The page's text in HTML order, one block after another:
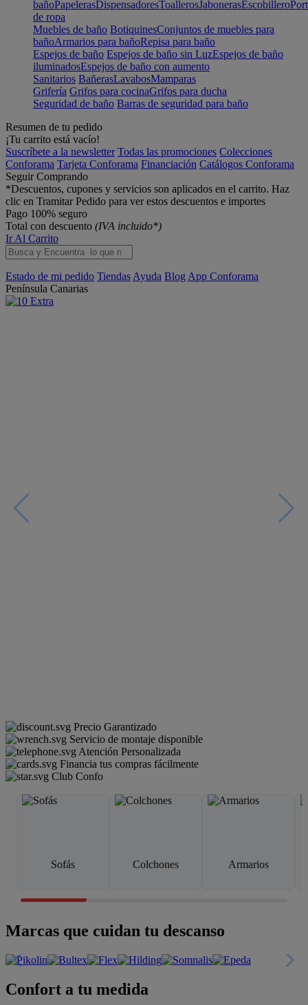
bañoPapelerasDispensadoresToallerosJabonerasEscobillero
de ropa
Muebles de baño BotiquinesConjuntos de muebles para
bañoArmarios para bañoRepisa para baño
Espejos de baño Espejos de baño sin LuzEspejos de baño
iluminadosEspejos de baño con aumento
Sanitarios BañerasLavabosMamparas
Grifería Grifos para cocinaGrifos para ducha
Seguridad de baño Barras de seguridad para baño
Resumen de tu pedido
¡Tu carrito está vacío!
Suscríbete a la newsletter Todas las promociones Colecciones
Conforama Tarjeta Conforama Financiación Catálogos Conforama
Seguir Comprando
*Descuentos, cupones y servicios son aplicados en el carrito. Haz
clic en Tramitar Pedido para ver estos descuentos e importes
Pago 100% seguro
Total con descuento (IVA incluido*)
Ir Al Carrito
Estado de mi pedido Tiendas Ayuda Blog App Conforama
Península Canarias
Precio Garantizado
Servicio de montaje disponible
Atención Personalizada
Financia tus compras fácilmente
Club Confo
Sofás Colchones Armarios
Marcas que cuidan tu descanso
Confort a tu medida